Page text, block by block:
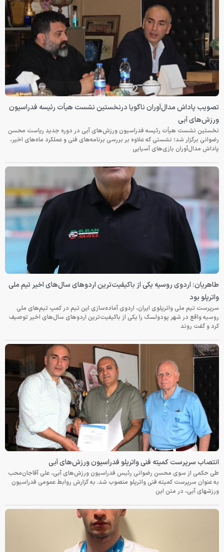
تصویب پاداش مدال‌آوران ناگویا درنخستین نشست هیأت رئیسه فدراسیون
ورزش‌های آبی
نخستین نشست هیأت رئیسه فدراسیون ورزش‌های آبی در دوره جدید ریاست محسن
رضوانی برگزار شد؛ نشستی که علاوه بر بررسی برنامه‌های فنی و عملکرد ماه‌های اخیر،
پاداش مدال‌آوران بازی‌های آسیایی
طاهریان: اردوی روسیه یکی از باکیفیت‌ترین اردوهای سال‌های اخیر تیم ملی
واترپلو بود
سرپرست تیم ملی واترپلوی ایران، اردوی آماده‌سازی این تیم در کمپ تیم‌های ملی
روسیه واقع در شهر پودولسک را یکی از باکیفیت‌ترین اردوهای سال‌های اخیر توصیف
کرد و گفت روند
انتصاب سرپرست کمیته فنی واترپلو فدراسیون ورزش‌های آبی
طی حکمی از سوی محسن رضوانی رئیس فدراسیون ورزش‌های آبی، علی آقاجان‌محب
به عنوان سرپرست کمیته فنی واترپلو منصوب شد. به گزارش روابط عمومی فدراسیون
ورزشهای آبی، در متن این